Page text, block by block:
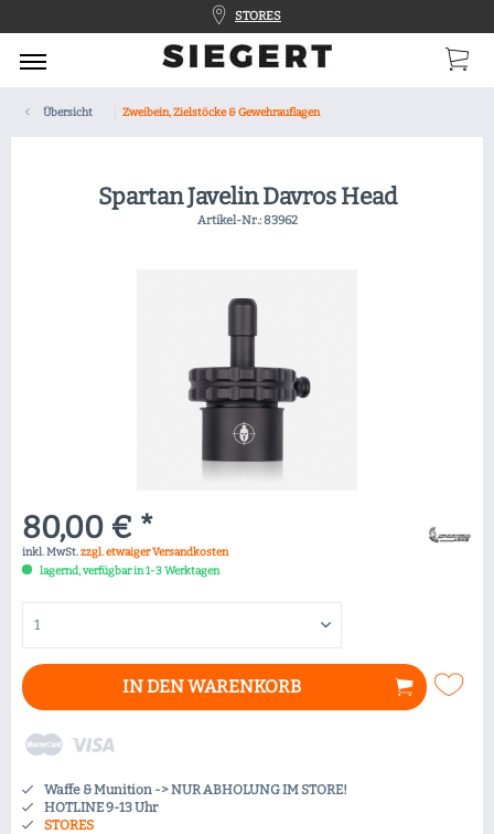
STORES
Übersicht Zweibein, Zielstöcke & Gewehrauflagen
Spartan Javelin Davros Head
Artikel-Nr.:83962
80,00 € *
inkl. MwSt.zzgl. etwaiger Versandkosten
lagernd, verfügbar in 1-3 Werktagen
IN DENWARENKORB
Waffe & Munition -> NUR ABHOLUNG IM STORE!
HOTLINE 9-13 Uhr
STORES